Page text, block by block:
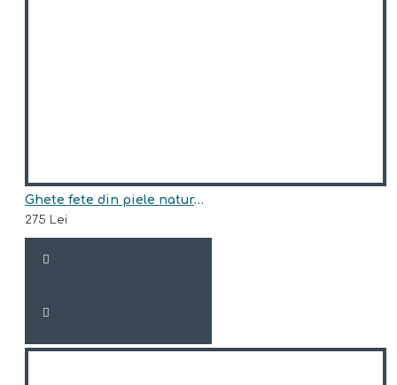
Ghete fete din piele naturala model ARI
275 Lei